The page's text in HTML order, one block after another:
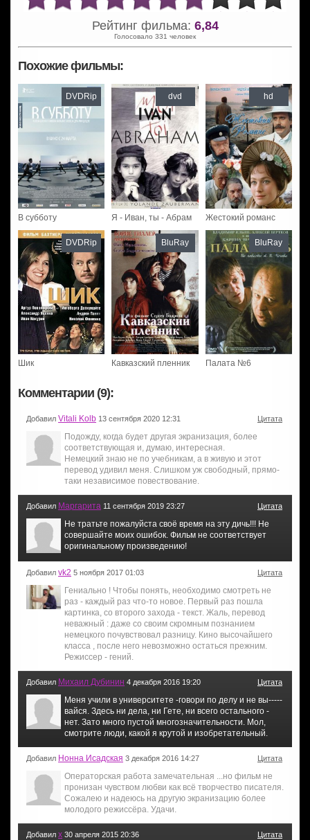
Рейтинг фильма: 6,84
Голосовало 331 человек
Похожие фильмы:
В субботу
DVDRip
Я - Иван, ты - Абрам
dvd
Жестокий романс
hd
Шик
DVDRip
Кавказский пленник
BluRay
Палата №6
BluRay
Комментарии (9):
Добавил Vitali Kolb 13 сентября 2020 12:31 Цитата
Подожду, когда будет другая экранизация, более
соответствующая и, думаю, интересная.
Немецкий знаю не по учебникам, а в живую и этот
перевод удивил меня. Слишком уж свободный, прямо-
таки независимое повествование.
Добавил Маргарита 11 сентября 2019 23:27 Цитата
Не тратьте пожалуйста своё время на эту дичь!!! Не
совершайте моих ошибок. Фильм не соответствует
оригинальному произведению!
Добавил vk2 5 ноября 2017 01:03 Цитата
Гениально ! Чтобы понять, необходимо смотреть не
раз - каждый раз что-то новое. Первый раз пошла
картинка, со второго захода - текст. Жаль, перевод
неважный : даже со своим скромным познанием
немецкого почувствовал разницу. Кино высочайшего
класса , после него невозможно остаться прежним.
Режиссер - гений.
Добавил Михаил Дубинин 4 декабря 2016 19:20 Цитата
Меня учили в университете -говори по делу и не вы-----
вайся. Здесь ни дела, ни Гете, ни всего остального -
нет. Зато много пустой многозначительности. Мол,
смотрите люди, какой я крутой и изобретательный.
Добавил Нонна Исадская 3 декабря 2016 14:27 Цитата
Операторская работа замечательная ...но фильм не
пронизан чувством любви как всё творчество писателя.
Сожалею и надеюсь на другую экранизацию более
молодого режиссёра. Удачи.
Добавил х 30 апреля 2015 20:36 Цитата